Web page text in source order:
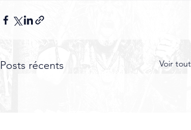
Posts récents Voir tout